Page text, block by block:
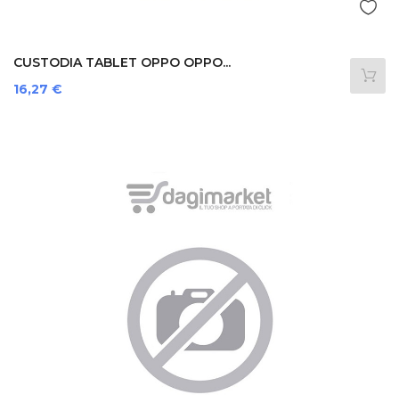
CUSTODIA TABLET OPPO OPPO...
Prezzo
16,27 €